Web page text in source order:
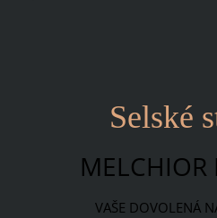
Selské
MELCHIOR
VAŠE DOVOLENÁ